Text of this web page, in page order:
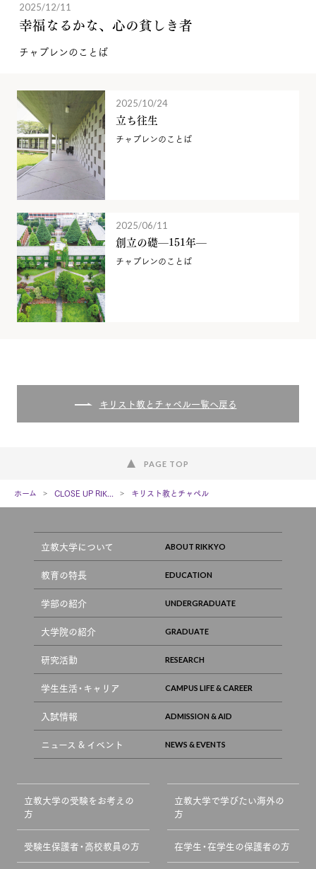
2025/12/11
幸福なるかな、心の貧しき者
チャプレンのことば
2025/10/24
立ち往生
チャプレンのことば
2025/06/11
創立の礎—151年—
チャプレンのことば
キリスト教とチャペル一覧へ戻る
PAGE TOP
ホーム CLOSE UP RIK... キリスト教とチャペル
立教大学について
教育の特長
学部の紹介
大学院の紹介
研究活動
学生生活・キャリア
入試情報
ニュース & イベント
立教大学の受験をお考えの
方
立教大学で学びたい海外の
方
受験生保護者・高校教員の方 在学生・在学生の保護者の方